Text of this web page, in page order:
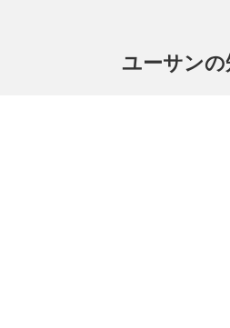
ユーサンの